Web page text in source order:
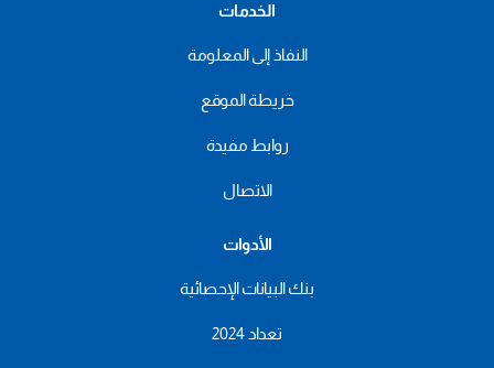
الخدمات
النفاذ إلى المعلومة
خريطة الموقع
روابط مفيدة
الاتصال
الأدوات
بنك البيانات الإحصائية
تعداد 2024